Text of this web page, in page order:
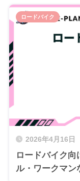
2026年4月16日
ロードバイク
ル・ワークマン
ロードバイク